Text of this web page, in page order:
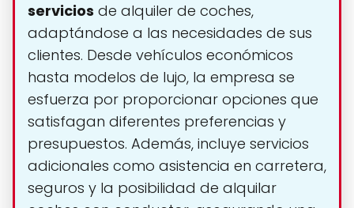
servicios de alquiler de coches,
adaptándose a las necesidades de sus
clientes. Desde vehículos económicos
hasta modelos de lujo, la empresa se
esfuerza por proporcionar opciones que
satisfagan diferentes preferencias y
presupuestos. Además, incluye servicios
adicionales como asistencia en carretera,
seguros y la posibilidad de alquilar